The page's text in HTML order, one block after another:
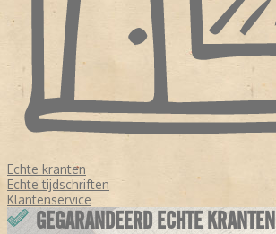
Echte kranten
Echte tijdschriften
Klantenservice
GEGARANDEERD ECHTE KRANTEN